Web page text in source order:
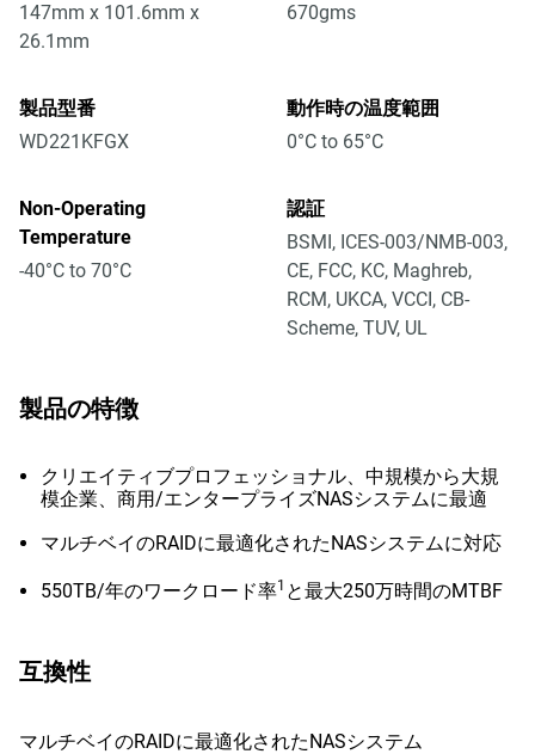
147mm x 101.6mm x
26.1mm
670gms
製品型番
WD221KFGX
動作時の温度範囲
0°C to 65°C
Non-Operating
Temperature
-40°C to 70°C
認証
BSMI, ICES-003/NMB-003,
CE, FCC, KC, Maghreb,
RCM, UKCA, VCCI, CB-
Scheme, TUV, UL
製品の特徴
クリエイティブプロフェッショナル、中規模から大規
模企業、商用/エンタープライズNASシステムに最適
マルチベイのRAIDに最適化されたNASシステムに対応
550TB/年のワークロード率1 と最大250万時間のMTBF
互換性
マルチベイのRAIDに最適化されたNASシステム